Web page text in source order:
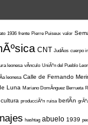
1936 frente Pierre Puiseux valor
CNT JudÃ­os cuerpo
leonesa vÃ­nculo UniÃ³n del Pueblo
leonesa Calle de Fernando
Luna Mariano DomÃ­nguez Berrueta
cultura producciÃ³n ruisa berlÃ­n
hashtag abuelo 1939